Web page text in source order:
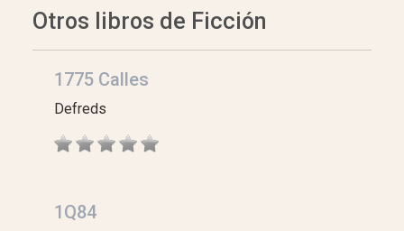
Otros libros de Ficción
1775 Calles
Defreds
1Q84